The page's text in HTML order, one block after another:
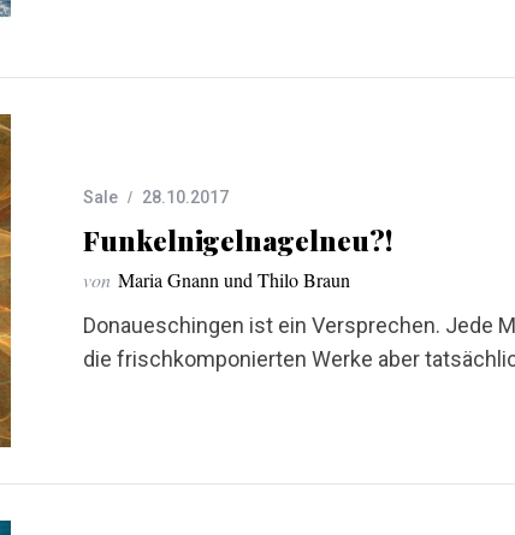
Sale 28.10.2017
Funkelnigelnagelneu?!
von Maria Gnann und Thilo Braun
Donaueschingen ist ein Versprechen. Jede
die frischkomponierten Werke aber